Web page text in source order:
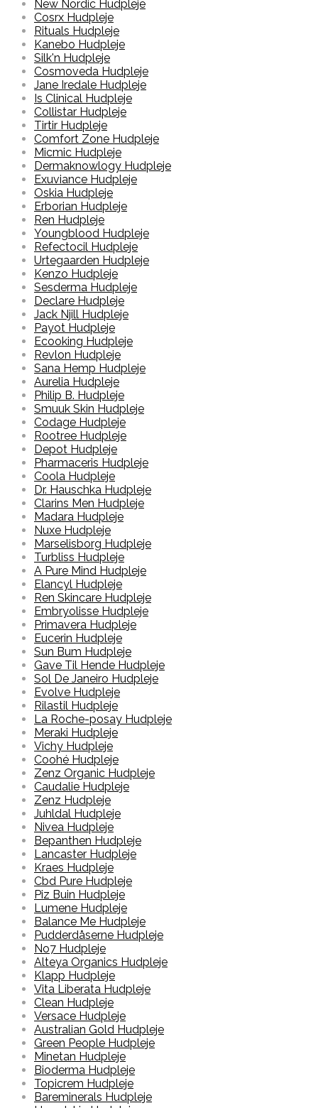
New Nordic Hudpleje
Cosrx Hudpleje
Rituals Hudpleje
Kanebo Hudpleje
Silk'n Hudpleje
Cosmoveda Hudpleje
Jane Iredale Hudpleje
Is Clinical Hudpleje
Collistar Hudpleje
Tirtir Hudpleje
Comfort Zone Hudpleje
Micmic Hudpleje
Dermaknowlogy Hudpleje
Exuviance Hudpleje
Oskia Hudpleje
Erborian Hudpleje
Ren Hudpleje
Youngblood Hudpleje
Refectocil Hudpleje
Urtegaarden Hudpleje
Kenzo Hudpleje
Sesderma Hudpleje
Declare Hudpleje
Jack Njill Hudpleje
Payot Hudpleje
Ecooking Hudpleje
Revlon Hudpleje
Sana Hemp Hudpleje
Aurelia Hudpleje
Philip B. Hudpleje
Smuuk Skin Hudpleje
Codage Hudpleje
Rootree Hudpleje
Depot Hudpleje
Pharmaceris Hudpleje
Coola Hudpleje
Dr. Hauschka Hudpleje
Clarins Men Hudpleje
Madara Hudpleje
Nuxe Hudpleje
Marselisborg Hudpleje
Turbliss Hudpleje
A Pure Mind Hudpleje
Elancyl Hudpleje
Ren Skincare Hudpleje
Embryolisse Hudpleje
Primavera Hudpleje
Eucerin Hudpleje
Sun Bum Hudpleje
Gave Til Hende Hudpleje
Sol De Janeiro Hudpleje
Evolve Hudpleje
Rilastil Hudpleje
La Roche-posay Hudpleje
Meraki Hudpleje
Vichy Hudpleje
Coohé Hudpleje
Zenz Organic Hudpleje
Caudalie Hudpleje
Zenz Hudpleje
Juhldal Hudpleje
Nivea Hudpleje
Bepanthen Hudpleje
Lancaster Hudpleje
Kraes Hudpleje
Cbd Pure Hudpleje
Piz Buin Hudpleje
Lumene Hudpleje
Balance Me Hudpleje
Pudderdåserne Hudpleje
No7 Hudpleje
Alteya Organics Hudpleje
Klapp Hudpleje
Vita Liberata Hudpleje
Clean Hudpleje
Versace Hudpleje
Australian Gold Hudpleje
Green People Hudpleje
Minetan Hudpleje
Bioderma Hudpleje
Topicrem Hudpleje
Bareminerals Hudpleje